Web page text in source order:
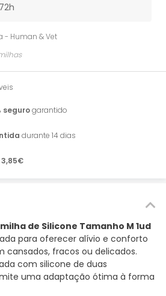
- Human & Vet
segurogarantido
durante 14 dias
3,85€
de Silicone Tamanho M 1ud
para oferecer alívio e conforto
cansados, fracos ou delicados.
com silicone de duas
uma adaptação ótima à forma